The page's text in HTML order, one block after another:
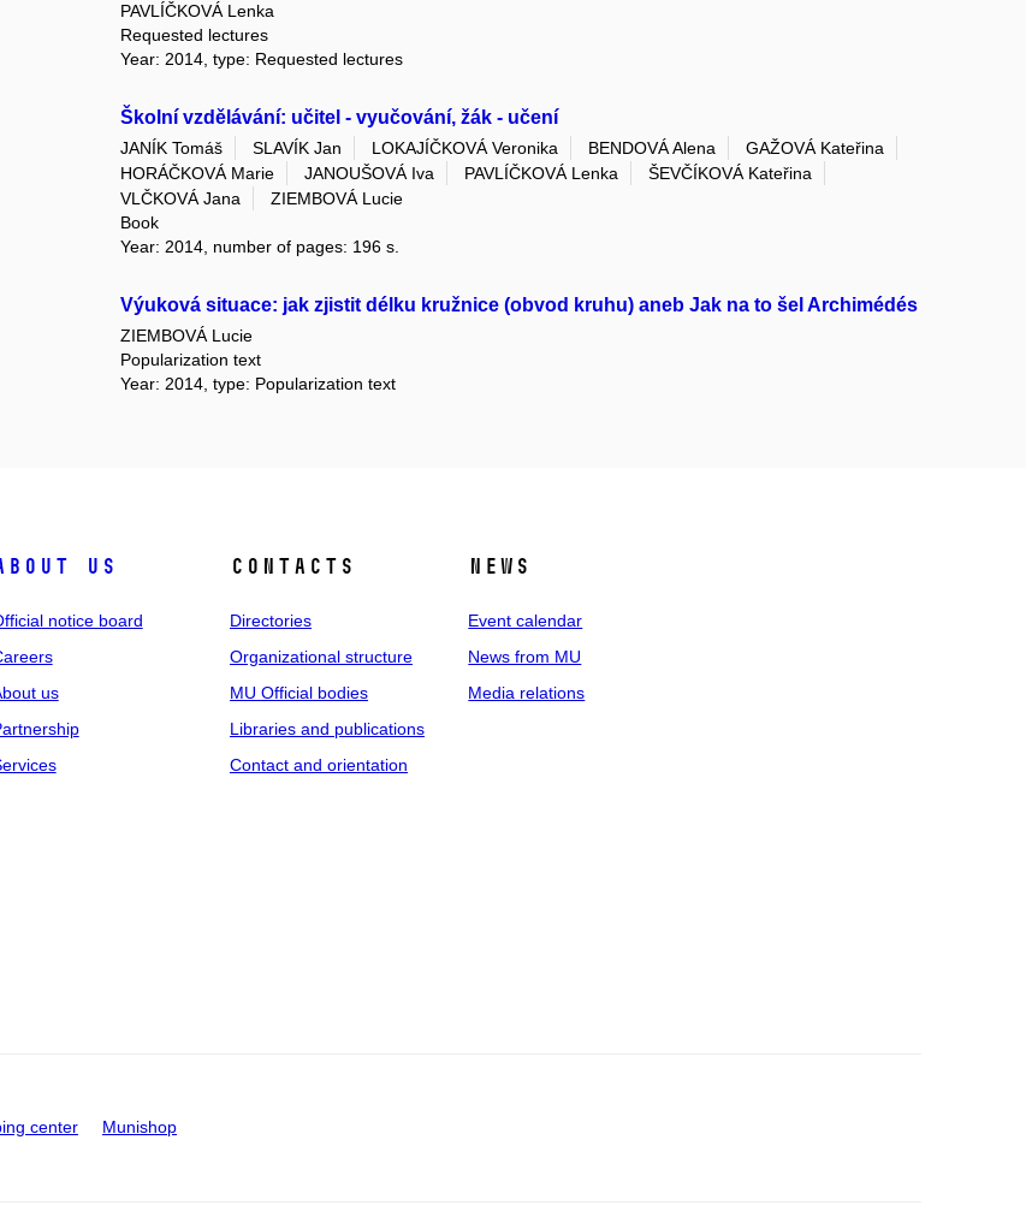
PAVLÍČKOVÁ Lenka
Requested lectures
Year: 2014, type: Requested lectures
Školní vzdělávání: učitel - vyučování, žák - učení
JANÍK Tomáš SLAVÍK Jan LOKAJÍČKOVÁ Veronika BENDOVÁ Alena
GAŽOVÁ Kateřina
HORÁČKOVÁ Marie
JANOUŠOVÁ Iva PAVLÍČKOVÁ Lenka
ŠEVČÍKOVÁ Kateřina
VLČKOVÁ Jana
ZIEMBOVÁ Lucie
Book
Year: 2014, number of pages: 196 s.
Výuková situace: jak zjistit délku kružnice (obvod kruhu) aneb Jak na to šel Archimédés
ZIEMBOVÁ Lucie
Popularization text
Year: 2014, type: Popularization text
us
notice board
us
Contacts
Directories
Organizational structure
MU Official bodies
Libraries and publications
Contact and orientation
News
Event calendar
News from MU
Media relations
center Munishop